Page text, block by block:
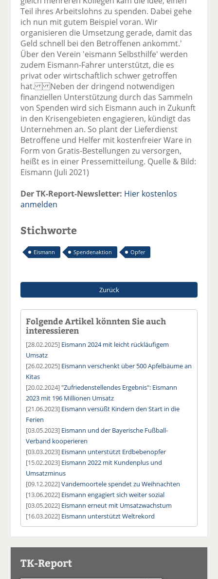
Teil ihres Arbeitslohns zu spenden. Dabei gehe
ich nun mit gutem Beispiel voran. Wir
organisieren die Umsetzung gerade, damit das
Geld schnell bei den Betroffenen ankommt.'
Über den Verein 'eismann Selbsthilfe' werden
zudem Eismann-Fahrer unterstützt, die es
privat oder wirtschaftlich schwer getroffen
hat. Neben der dringend notwendigen
finanziellen Unterstützung durch das Sammeln
von Spenden wird sich Eismann auch in Zukunft
in den Krisengebieten engagieren, kündigt das
Unternehmen an. So plant der Lieferdienst
Betroffene und Helfer mit kostenfreier Ware in
Form von Gratis-Bestellungen zu versorgen,
heißt es in einer Pressemitteilung. Quelle & Bild:
Eismann (Juli 2021)
Der TK-Report-Newsletter: Hier kostenlos
anmelden
Stichworte
Eismann Spendenaktion Opfer
Zurück
Folgende Artikel könnten Sie auch
interessieren
[28.02.2025] Eismann 2024 mit leicht rückläufigem
Umsatz
[26.02.2025] Eismann verschenkt über 500 Apfelbäume an
Kitas
[20.02.2024]"Zufriedenstellendes Ergebnis": Eismann
2023 mit 196 Millionen Umsatz
[21.06.2023] Eismann versüßt Kindern den Start in die
Ferien
[03.05.2023] Eismann und der Bayerische Fußball-
Verband kooperieren
[03.03.2023] Eismann unterstützt Erdbebenopfer
[15.02.2023] Eismann 2022 mit Kundenplus und
Umsatzminus
[09.12.2022]Vandemoortele spendet zu Weihnachten
[13.06.2022] Eismann engagiert sich weiter sozial
[03.05.2022] Eismann erneut mit Umsatzwachstum
[16.03.2022] Eismann unterstützt Weltrekord
TK-Report